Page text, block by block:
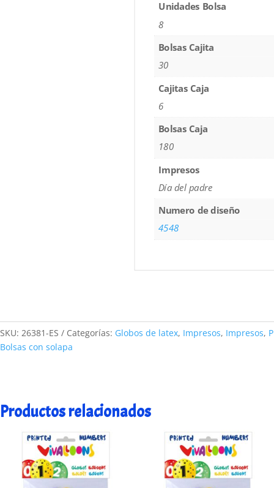
Unidades Bolsa
8
Bolsas Cajita
30
Cajitas Caja
6
Bolsas Caja
180
Impresos
Día del padre
Numero de diseño
4548
SKU: 26381-ES Categorías: Globos de latex, Impresos, Impresos,
Bolsas con solapa
Productos relacionados